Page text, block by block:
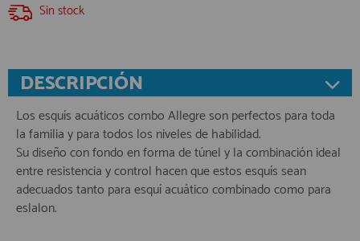
Sin stock
DESCRIPCIÓN
Los esquís acuáticos combo Allegre son perfectos para toda
la familia y para todos los niveles de habilidad.
Su diseño con fondo en forma de túnel y la combinación ideal
entre resistencia y control hacen que estos esquís sean
adecuados tanto para esquí acuático combinado como para
eslalon.